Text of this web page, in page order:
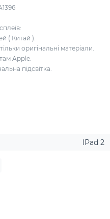
( Китай ).
оригінальні матеріали.
Apple.
підсвітка.
IPad 2